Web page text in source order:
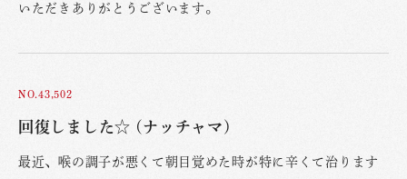
いただきありがとうございます。
NO.43,502
回復しました☆ (ナッチャマ)
最近、喉の調子が悪くて朝目覚めた時が特に辛くて治ります